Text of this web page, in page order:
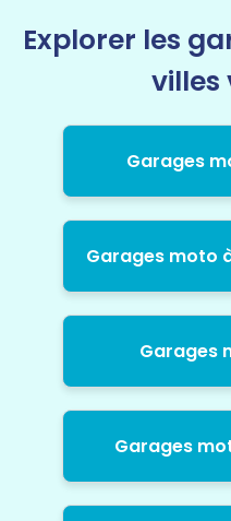
Explorer les
villes
Garages
Garages moto
Garages
Garages